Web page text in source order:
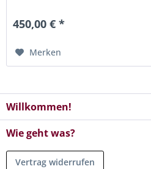
450,00 € *
Merken
Willkommen!
Wie geht was?
Vertrag widerrufen